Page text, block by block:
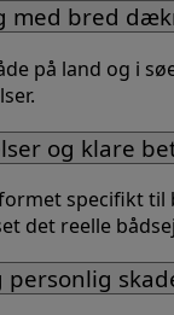
med bred
på land og i
og klare
specifikt til
det reelle
personlig